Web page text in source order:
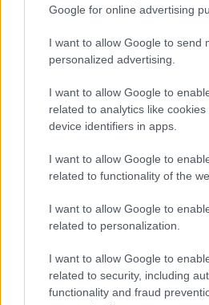
Google for online advertising
I want to allow Google to send
personalized advertising.
I want to allow Google to
related to analytics like
device identifiers in apps.
I want to allow Google to
related to functionality of the
I want to allow Google to
related to personalization.
I want to allow Google to
related to security, including
functionality and fraud
Τράπεζες: Στα 55,5 εκατ.
από τα δάνεια του ν.
Νέο Χωροταξικό
γραμμές» για το
ξενοδοχεία, νησιά και